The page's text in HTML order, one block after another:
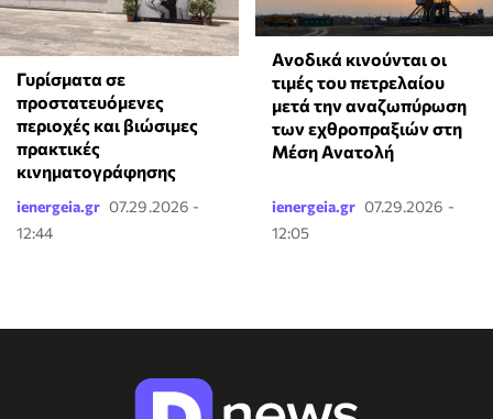
Γυρίσματα σε
προστατευόμενες
περιοχές και βιώσιμες
πρακτικές
κινηματογράφησης
ienergeia.gr 07.29.2026 -
12:44
Ανοδικά κινούνται οι
τιμές του πετρελαίου
μετά την αναζωπύρωση
των εχθροπραξιών στη
Μέση Ανατολή
ienergeia.gr 07.29.2026 -
12:05